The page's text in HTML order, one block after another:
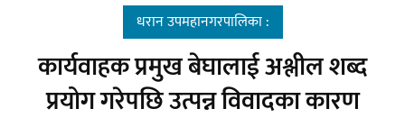
धरान उपमहानगरपालिका :
कार्यवाहक प्रमुख बेघालाई अश्लील शब्द
प्रयोग गरेपछि उत्पन्न विवादका कारण